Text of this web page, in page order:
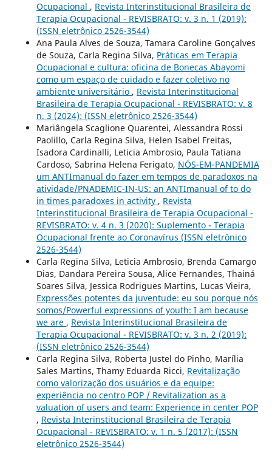
Ocupacional , Revista Interinstitucional Brasileira de
Terapia Ocupacional - REVISBRATO: v. 3 n. 1 (2019):
(ISSN eletrônico 2526-3544)
Ana Paula Alves de Souza, Tamara Caroline Gonçalves
de Souza, Carla Regina Silva, Práticas em Terapia
Ocupacional e cultura: oficina de Bonecas Abayomi
como um espaço de cuidado e fazer coletivo no
ambiente universitário , Revista Interinstitucional
Brasileira de Terapia Ocupacional - REVISBRATO: v. 8
n. 3 (2024): (ISSN eletrônico 2526-3544)
Mariângela Scaglione Quarentei, Alessandra Rossi
Paolillo, Carla Regina Silva, Helen Isabel Freitas,
Isadora Cardinalli, Leticia Ambrosio, Paula Tatiana
Cardoso, Sabrina Helena Ferigato, NÓS-EM-PANDEMIA
um ANTImanual do fazer em tempos de paradoxos na
atividade/PNADEMIC-IN-US: an ANTImanual of to do
in times paradoxes in activity , Revista
Interinstitucional Brasileira de Terapia Ocupacional -
REVISBRATO: v. 4 n. 3 (2020): Suplemento - Terapia
Ocupacional frente ao Coronavírus (ISSN eletrônico
2526-3544)
Carla Regina Silva, Leticia Ambrosio, Brenda Camargo
Dias, Dandara Pereira Sousa, Alice Fernandes, Thainá
Soares Silva, Jessica Rodrigues Martins, Lucas Vieira,
Expressões potentes da juventude: eu sou porque nós
somos/Powerful expressions of youth: I am because
we are , Revista Interinstitucional Brasileira de
Terapia Ocupacional - REVISBRATO: v. 3 n. 2 (2019):
(ISSN eletrônico 2526-3544)
Carla Regina Silva, Roberta Justel do Pinho, Marília
Sales Martins, Thamy Eduarda Ricci, Revitalização
como valorização dos usuários e da equipe:
experiência no centro POP / Revitalization as a
valuation of users and team: Experience in center POP
, Revista Interinstitucional Brasileira de Terapia
Ocupacional - REVISBRATO: v. 1 n. 5 (2017): (ISSN
eletrônico 2526-3544)